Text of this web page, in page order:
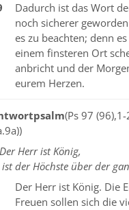
Dadurch ist das Wort
noch sicherer
es zu beachten; denn
einem finsteren Ort
anbricht und der
eurem Herzen.
(Ps 97
Herr ist König,
der Höchste über der
Der Herr ist König. Die
Freuen sollen sich die